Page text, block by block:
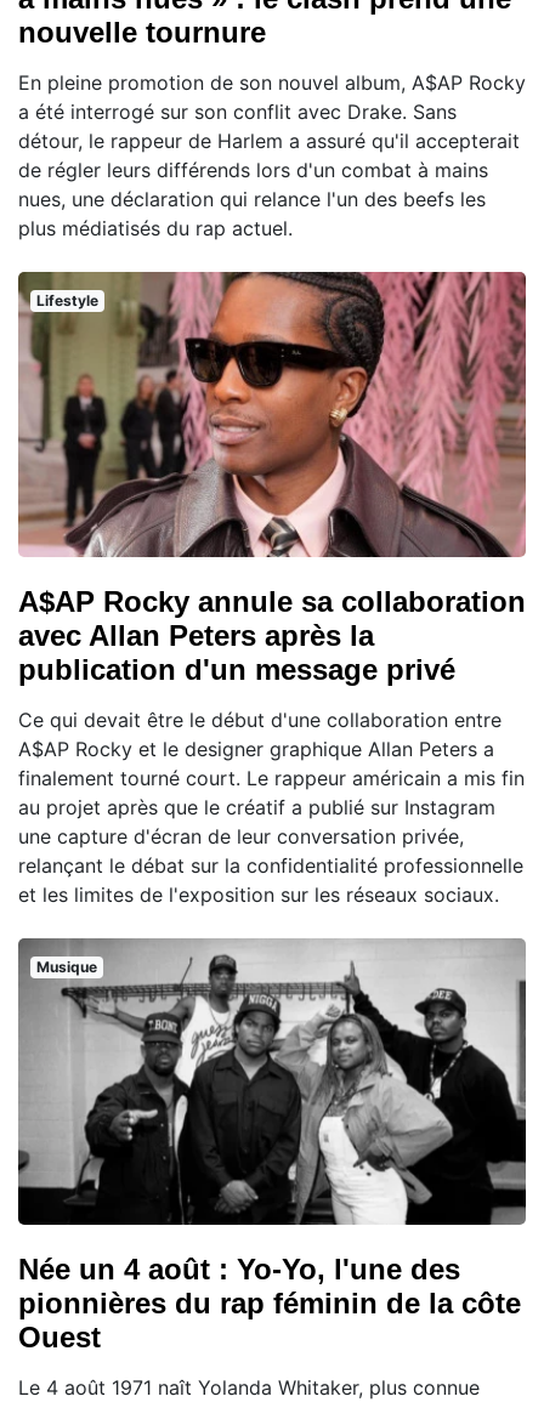
nouvelle tournure
En pleine promotion de son nouvel album, A$AP Rocky
a été interrogé sur son conflit avec Drake. Sans
détour, le rappeur de Harlem a assuré qu'il accepterait
de régler leurs différends lors d'un combat à mains
nues, une déclaration qui relance l'un des beefs les
plus médiatisés du rap actuel.
Lifestyle
A$AP Rocky annule sa collaboration
avec Allan Peters après la
publication d'un message privé
Ce qui devait être le début d'une collaboration entre
A$AP Rocky et le designer graphique Allan Peters a
finalement tourné court. Le rappeur américain a mis fin
au projet après que le créatif a publié sur Instagram
une capture d'écran de leur conversation privée,
relançant le débat sur la confidentialité professionnelle
et les limites de l'exposition sur les réseaux sociaux.
Musique
Née un 4 août : Yo-Yo, l'une des
pionnières du rap féminin de la côte
Ouest
Le 4 août 1971 naît Yolanda Whitaker, plus connue